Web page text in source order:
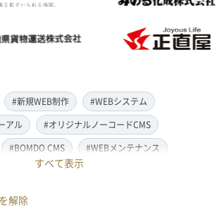
#新規WEB制作
#WEBシステム
アル
#オリジナルノーコードCMS
#BOMDO CMS
#WEBメンテナンス
#レスポンシブ対応
#情報管理システム
すべて表示
解除